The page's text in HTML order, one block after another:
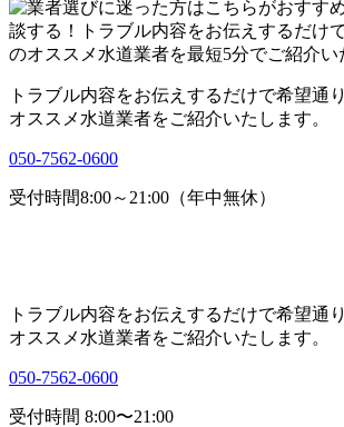
トラブル内容をお伝えするだけで希望通
オススメ水道業者をご紹介いたします。
050-7562-0600
受付時間8:00～21:00（年中無休）
トラブル内容をお伝えするだけで希望通
オススメ水道業者をご紹介いたします。
050-7562-0600
受付時間 8:00〜21:00